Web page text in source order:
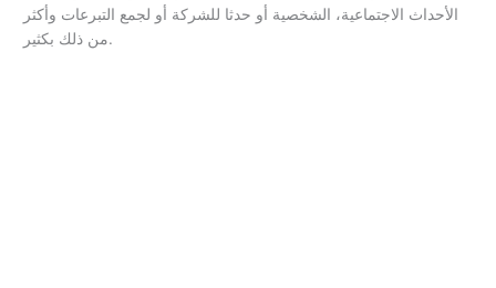
الأحداث الاجتماعية، الشخصية أو حدثا للشركة أو لجمع التبرعات وأكثر
من ذلك بكثير.